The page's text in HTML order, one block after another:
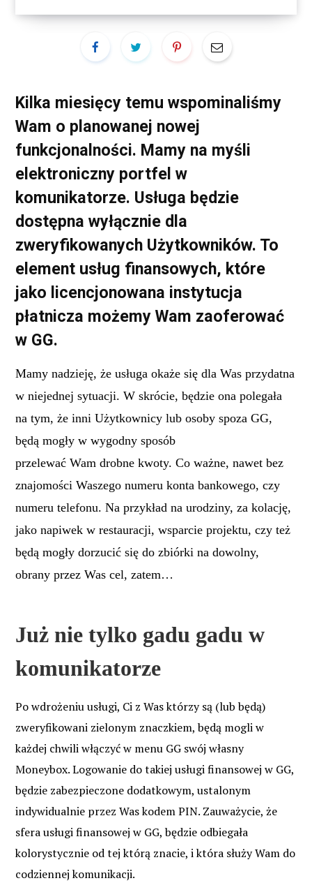
Kilka miesięcy temu wspominaliśmy
Wam o planowanej nowej
funkcjonalności. Mamy na myśli
elektroniczny portfel w
komunikatorze. Usługa będzie
dostępna wyłącznie dla
zweryfikowanych Użytkowników. To
element usług finansowych, które
jako licencjonowana instytucja
płatnicza możemy Wam zaoferować
w GG.
Mamy nadzieję, że usługa okaże się dla Was przydatna
w niejednej sytuacji. W skrócie, będzie ona polegała
na tym, że inni Użytkownicy lub osoby spoza GG,
będą mogły w wygodny sposób
przelewać Wam drobne kwoty. Co ważne, nawet bez
znajomości Waszego numeru konta bankowego, czy
numeru telefonu. Na przykład na urodziny, za kolację,
jako napiwek w restauracji, wsparcie projektu, czy też
będą mogły dorzucić się do zbiórki na dowolny,
obrany przez Was cel, zatem…
Już nie tylko gadu gadu w
komunikatorze
Po wdrożeniu usługi, Ci z Was którzy są (lub będą)
zweryfikowani zielonym znaczkiem, będą mogli w
każdej chwili włączyć w menu GG swój własny
Moneybox. Logowanie do takiej usługi finansowej w GG,
będzie zabezpieczone dodatkowym, ustalonym
indywidualnie przez Was kodem PIN. Zauważycie, że
sfera usługi finansowej w GG, będzie odbiegała
kolorystycznie od tej którą znacie, i która służy Wam do
codziennej komunikacji.